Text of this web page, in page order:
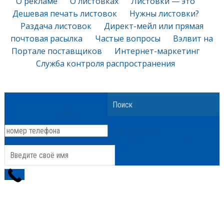
Дешевая печать листовок
Нужны листовки?
Раздача листовок
Директ-мейл или прямая
почтовая расылка
Частые вопросы
Вэлвит на
Портале поставщиков
Интернет-маркетинг
Служба контроля распространения
Заказать звонок
Представьтесь и мы будем называть вас по имени.